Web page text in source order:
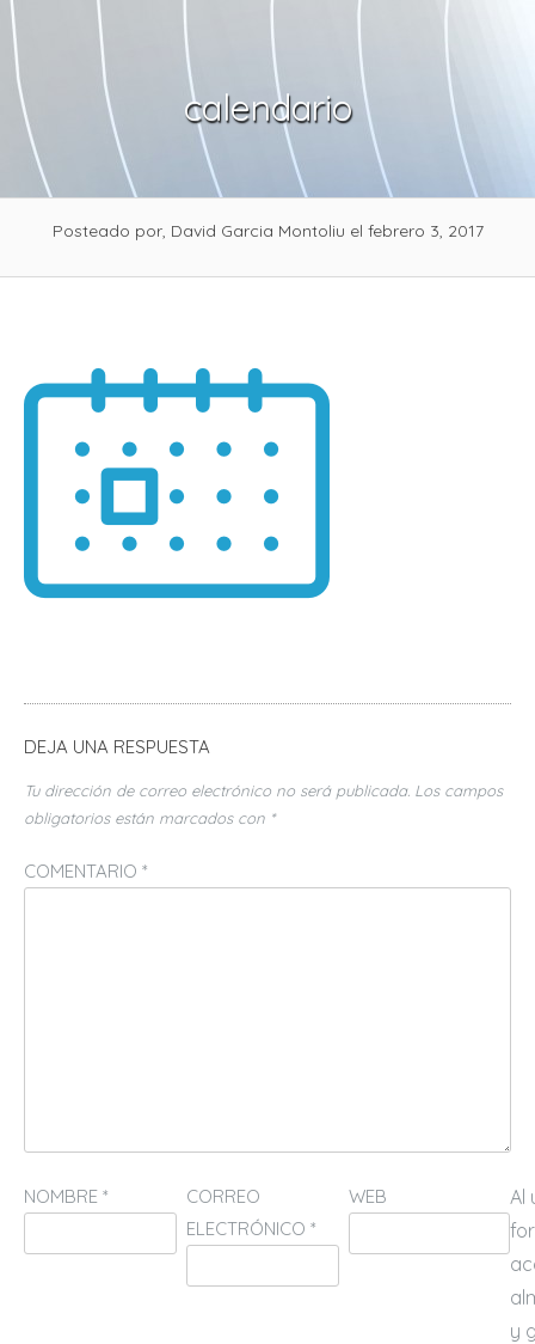
Skip
to
content
calendario
Posteado por, David Garcia Montoliu el febrero 3, 2017
DEJA UNA RESPUESTA
Tu dirección de correo electrónico no será publicada. Los campos
obligatorios están marcados con *
COMENTARIO *
NOMBRE *
CORREO
ELECTRÓNICO *
WEB
Al
y